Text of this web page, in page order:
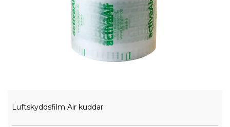
Luftskyddsfilm Air kuddar